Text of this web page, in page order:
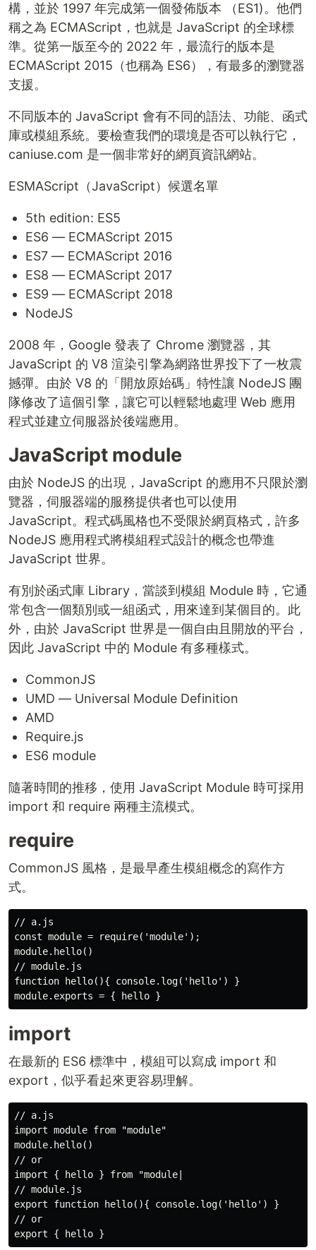
構，並於 1997 年完成第一個發佈版本 （ES1)。他們
稱之為 ECMAScript，也就是 JavaScript 的全球標
準。從第一版至今的 2022 年，最流行的版本是
ECMAScript 2015（也稱為 ES6），有最多的瀏覽器
支援。
不同版本的 JavaScript 會有不同的語法、功能、函式
庫或模組系統。要檢查我們的環境是否可以執行它，
caniuse.com 是一個非常好的網頁資訊網站。
ESMAScript（JavaScript）候選名單
5th edition: ES5
ES6 — ECMAScript 2015
ES7 — ECMAScript 2016
ES8 — ECMAScript 2017
ES9 — ECMAScript 2018
NodeJS
2008 年，Google 發表了 Chrome 瀏覽器，其
JavaScript 的 V8 渲染引擎為網路世界投下了一枚震
撼彈。由於 V8 的「開放原始碼」特性讓 NodeJS 團
隊修改了這個引擎，讓它可以輕鬆地處理 Web 應用
程式並建立伺服器於後端應用。
JavaScript module
由於 NodeJS 的出現，JavaScript 的應用不只限於瀏
覽器，伺服器端的服務提供者也可以使用
JavaScript。程式碼風格也不受限於網頁格式，許多
NodeJS 應用程式將模組程式設計的概念也帶進
JavaScript 世界。
有別於函式庫 Library，當談到模組 Module 時，它通
常包含一個類別或一組函式，用來達到某個目的。此
外，由於 JavaScript 世界是一個自由且開放的平台，
因此 JavaScript 中的 Module 有多種樣式。
CommonJS
UMD — Universal Module Definition
AMD
Require.js
ES6 module
隨著時間的推移，使用 JavaScript Module 時可採用
import 和 require 兩種主流模式。
require
CommonJS 風格，是最早產生模組概念的寫作方
式。
// a.js
const module = require('module');
module.hello()
// module.js
function hello(){ console.log('hello') }
import
在最新的 ES6 標準中，模組可以寫成 import 和
export，似乎看起來更容易理解。
// a.js
import module from "module"
module.hello()
// or
import { hello } from "module|
// module.js
export function hello(){ console.log('hello') }
// or